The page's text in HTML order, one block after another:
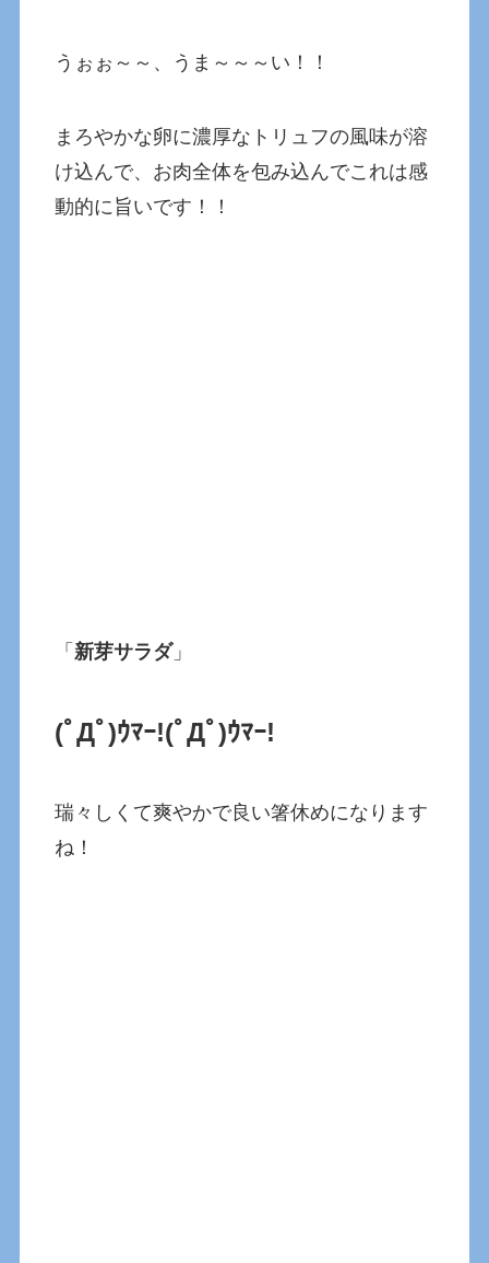
うぉぉ～～、うま～～～い！！
まろやかな卵に濃厚なトリュフの風味が溶
け込んで、お肉全体を包み込んでこれは感
動的に旨いです！！
「 新芽サラダ」
(ﾟДﾟ)ｳﾏｰ!(ﾟДﾟ)ｳﾏｰ!
瑞々しくて爽やかで良い箸休めになります
ね！